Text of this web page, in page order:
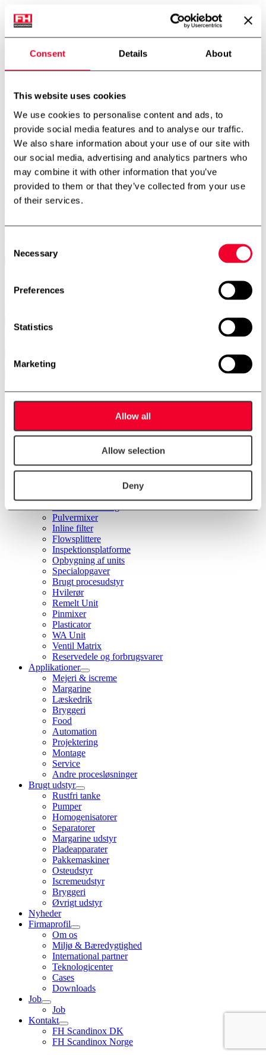
Consent Details About
This website uses cookies
We use cookies to personalise content and ads, to
provide social media features and to analyse our traffic.
We also share information about your use of our site with
our social media, advertising and analytics partners who
may combine it with other information that you’ve
provided to them or that they’ve collected from your use
of their services.
Selection
Necessary
Preferences
Statistics
Marketing
Allow all
Allow selection
Deny
København – Afdeling
Gerstenberg Services A/S
Vibeholmsvej 21/22
Telefon:+45 4343 2026
Doneheia 127, 4516 Mandal
Telefon:
+47 4885 4699
Aarhus – Afdeling
Hjaltevej 2, Skovby
Telefon:+45 7534 3434
Aalborg – Afdeling
Porsvej 2
9000 Aalborg
Nyhedsbrev
Menu
Rustfri lager- og procestanke
Pilotanlæg
Pulvermixer
Inline filter
Flowsplittere
Inspektionsplatforme
Opbygning af units
Specialopgaver
Brugt procesudstyr
Hvilerør
Remelt Unit
Pinmixer
Plasticator
WA Unit
Ventil Matrix
Reservedele og forbrugsvarer
Applikationer
Mejeri & iscreme
Margarine
Læskedrik
Bryggeri
Food
Automation
Projektering
Montage
Service
Andre procesløsninger
Brugt udstyr
Rustfri tanke
Pumper
Homogenisatorer
Separatorer
Margarine udstyr
Pladeapparater
Pakkemaskiner
Osteudstyr
Iscremeudstyr
Bryggeri
Øvrigt udstyr
Nyheder
Firmaprofil
Om os
Miljø & Bæredygtighed
International partner
Teknologicenter
Cases
Downloads
Job
Job
Kontakt
FH Scandinox DK
FH Scandinox Norge